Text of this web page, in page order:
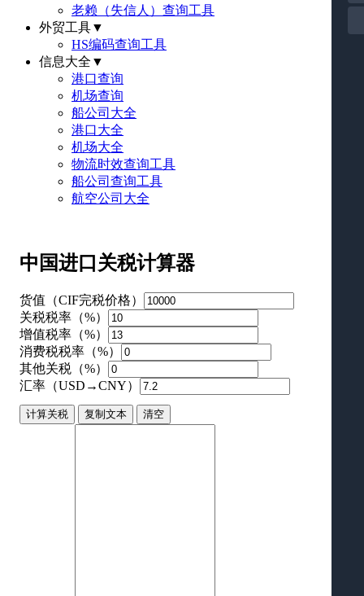
老赖（失信人）查询工具
外贸工具▼
HS编码查询工具
信息大全 ▼
港口查询
机场查询
船公司大全
港口大全
机场大全
物流时效查询工具
船公司查询工具
航空公司大全
中国进口关税计算器
货值（CIF完税价格）
关税税率（%）
增值税率（%）
消费税税率（%）
其他关税（%）
汇率（USD→CNY）
计算关税 复制文本 清空